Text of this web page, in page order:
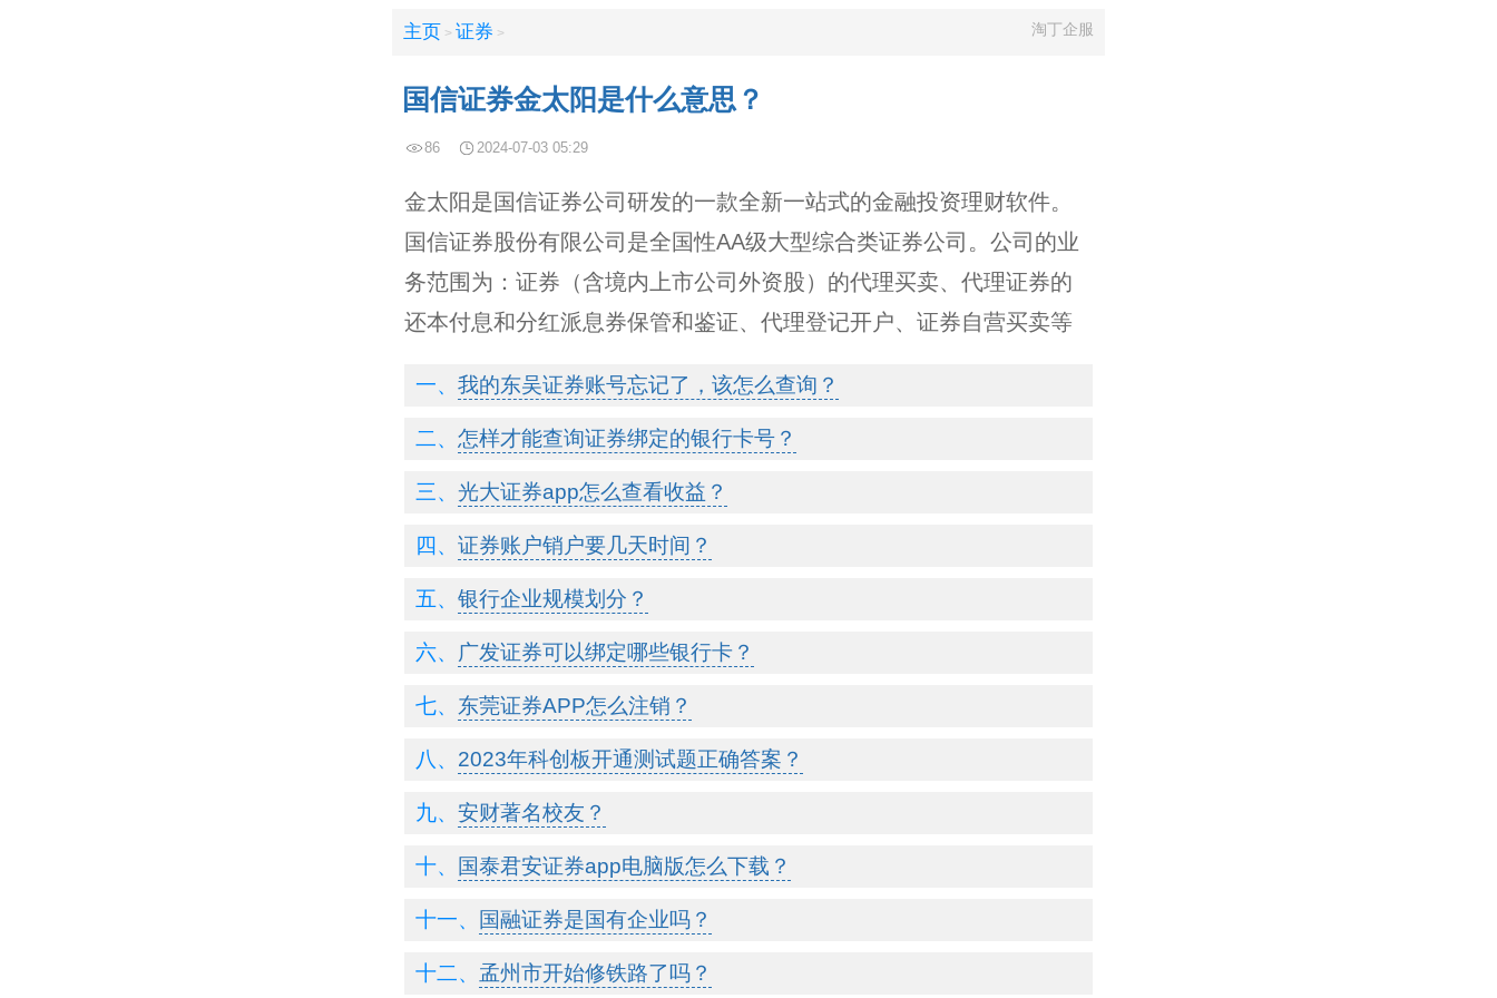
主页 > 证券 > 淘丁企服
国信证券金太阳是什么意思？
86 2024-07-03 05:29
金太阳是国信证券公司研发的一款全新一站式的金融投资理财软件。
国信证券股份有限公司是全国性AA级大型综合类证券公司。公司的业
务范围为：证券（含境内上市公司外资股）的代理买卖、代理证券的
还本付息和分红派息券保管和鉴证、代理登记开户、证券自营买卖等
我的东吴证券账号忘记了，该怎么查询？
怎样才能查询证券绑定的银行卡号？
光大证券app怎么查看收益？
证券账户销户要几天时间？
银行企业规模划分？
广发证券可以绑定哪些银行卡？
东莞证券APP怎么注销？
2023年科创板开通测试题正确答案？
安财著名校友？
国泰君安证券app电脑版怎么下载？
国融证券是国有企业吗？
孟州市开始修铁路了吗？